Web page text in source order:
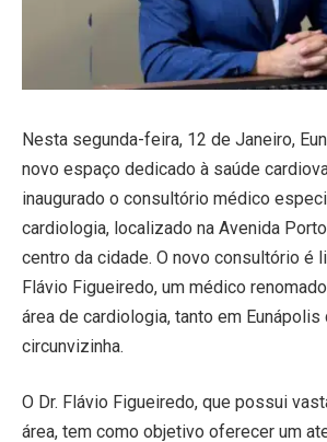
Nesta segunda-feira, 12 de Janeiro,
novo espaço dedicado à saúde
inaugurado o consultório médico
cardiologia, localizado na Avenida
centro da cidade. O novo consultório é
Flávio Figueiredo, um médico
área de cardiologia, tanto em Eunápolis
circunvizinha.
O Dr. Flávio Figueiredo, que possui
área, tem como objetivo oferecer um